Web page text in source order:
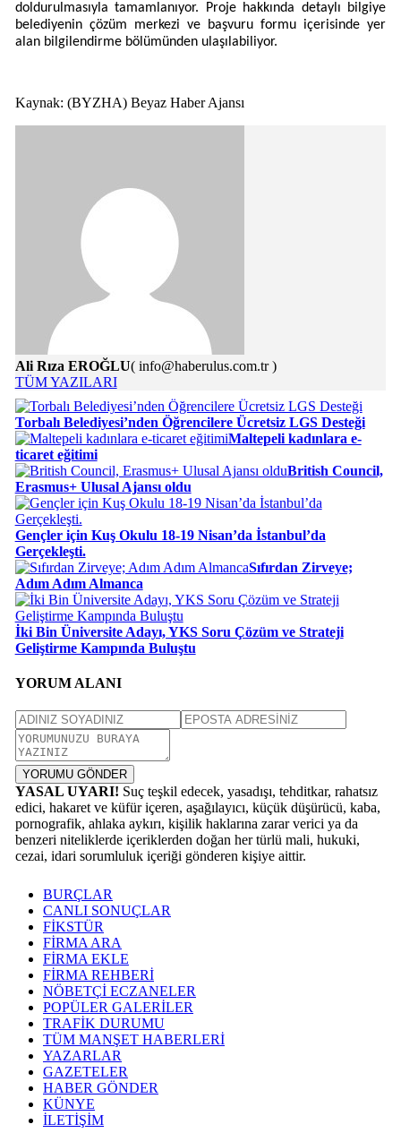
doldurulmasıyla tamamlanıyor. Proje hakkında detaylı bilgiye
belediyenin çözüm merkezi ve başvuru formu içerisinde yer
alan bilgilendirme bölümünden ulaşılabiliyor.
Kaynak: (BYZHA) Beyaz Haber Ajansı
Ali Rıza EROĞLU( info@haberulus.com.tr )
TÜM YAZILARI
Torbalı Belediyesi’nden Öğrencilere Ücretsiz LGS Desteği
Maltepeli kadınlara e-
ticaret eğitimi
British Council,
Erasmus+ Ulusal Ajansı oldu
Gençler için Kuş Okulu 18-19 Nisan’da İstanbul’da
Gerçekleşti.
Sıfırdan Zirveye;
Adım Adım Almanca
İki Bin Üniversite Adayı, YKS Soru Çözüm ve Strateji
Geliştirme Kampında Buluştu
YORUM ALANI
YORUMU GÖNDER
YASAL UYARI! Suç teşkil edecek, yasadışı, tehditkar, rahatsız
edici, hakaret ve küfür içeren, aşağılayıcı, küçük düşürücü, kaba,
pornografik, ahlaka aykırı, kişilik haklarına zarar verici ya da
benzeri niteliklerde içeriklerden doğan her türlü mali, hukuki,
cezai, idari sorumluluk içeriği gönderen kişiye aittir.
BURÇLAR
CANLI SONUÇLAR
FİKSTÜR
FİRMA ARA
FİRMA EKLE
FİRMA REHBERİ
NÖBETÇİ ECZANELER
POPÜLER GALERİLER
TRAFİK DURUMU
TÜM MANŞET HABERLERİ
YAZARLAR
GAZETELER
HABER GÖNDER
KÜNYE
İLETİŞİM